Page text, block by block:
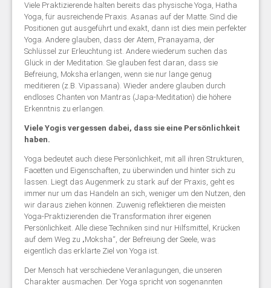
Viele Praktizierende halten bereits das physische Yoga, Hatha
Yoga, für ausreichende Praxis. Asanas auf der Matte. Sind die
Positionen gut ausgeführt und exakt, dann ist dies mein perfekter
Yoga. Andere glauben, dass der Atem, Pranayama, der
Schlüssel zur Erleuchtung ist. Andere wiederum suchen das
Glück in der Meditation. Sie glauben fest daran, dass sie
Befreiung, Moksha erlangen, wenn sie nur lange genug
meditieren (z.B. Vipassana). Wieder andere glauben durch
endloses Chanten von Mantras (Japa-Meditation) die höhere
Erkenntnis zu erlangen.
Viele Yogis vergessen dabei, dass sie eine Persönlichkeit
haben.
Yoga bedeutet auch diese Persönlichkeit, mit all ihren Strukturen,
Facetten und Eigenschaften, zu überwinden und hinter sich zu
lassen. Liegt das Augenmerk zu stark auf der Praxis, geht es
immer nur um das Handeln an sich, weniger um den Nutzen, den
wir daraus ziehen können. Zuwenig reflektieren die meisten
Yoga-Praktizierenden die Transformation ihrer eigenen
Persönlichkeit. Alle diese Techniken sind nur Hilfsmittel, Krücken
auf dem Weg zu „Moksha“, der Befreiung der Seele, was
eigentlich das erklärte Ziel von Yoga ist.
Der Mensch hat verschiedene Veranlagungen, die unseren
Charakter ausmachen. Der Yoga spricht von sogenannten